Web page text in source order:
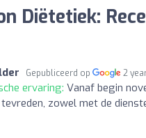
Diëtetiek:
Gepubliceerd op 2
ervaring: Vanaf begin
zowel met de